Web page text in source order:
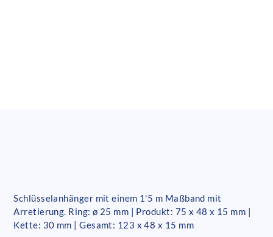
Schlüsselanhänger mit einem 1'5 m Maßband mit
Arretierung. Ring: ø 25 mm | Produkt: 75 x 48 x 15 mm |
Kette: 30 mm | Gesamt: 123 x 48 x 15 mm